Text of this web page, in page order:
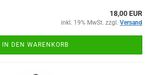
18,00 EUR
inkl. 19% MwSt. zzgl. Versand
IN DEN WARENKORB